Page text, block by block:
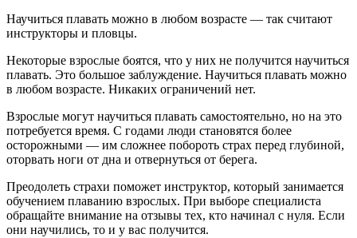
Научиться плавать можно в любом возрасте — так считают
инструкторы и пловцы.
Некоторые взрослые боятся, что у них не получится научиться
плавать. Это большое заблуждение. Научиться плавать можно
в любом возрасте. Никаких ограничений нет.
Взрослые могут научиться плавать самостоятельно, но на это
потребуется время. С годами люди становятся более
осторожными — им сложнее побороть страх перед глубиной,
оторвать ноги от дна и отвернуться от берега.
Преодолеть страхи поможет инструктор, который занимается
обучением плаванию взрослых. При выборе специалиста
обращайте внимание на отзывы тех, кто начинал с нуля. Если
они научились, то и у вас получится.